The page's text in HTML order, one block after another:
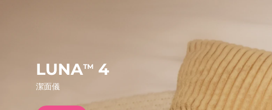
LUNATM 4
潔面儀
issa™ Teeth Whitening Set